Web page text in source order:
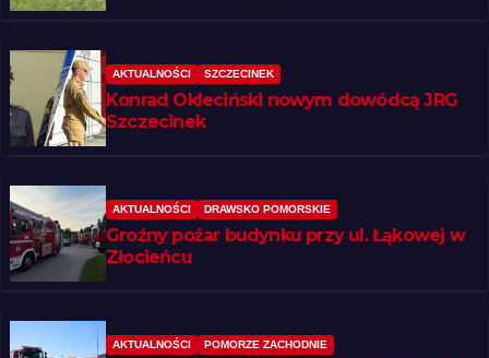
AKTUALNOŚCI SZCZECINEK
Konrad Okleciński nowym dowódcą JRG
Szczecinek
AKTUALNOŚCI DRAWSKO POMORSKIE
Groźny pożar budynku przy ul. Łąkowej w
Złocieńcu
AKTUALNOŚCI POMORZE ZACHODNIE